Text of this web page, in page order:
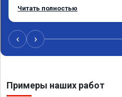
Работу выполнили за 30 минут,
Читать полностью
‹ ›
Примеры наших работ